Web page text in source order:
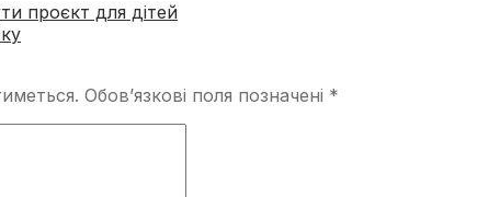
проєкт для дітей
Обов’язкові поля позначені *